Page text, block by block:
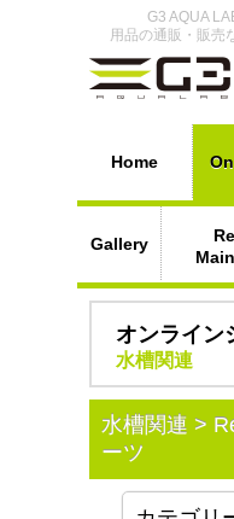
G3 AQUA
用品の通販・販売
Home
Gallery
オンライン
水槽関連
水槽関連 >
ーツ